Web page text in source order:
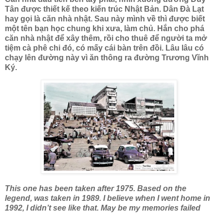
Tân được thiết kế theo kiến trúc Nhật Bản. Dân Đà Lạt
hay gọi là căn nhà nhật. Sau này mình về thì được biết
một tên bạn học chung khi xưa, làm chủ. Hắn cho phá
căn nhà nhật để xây thêm, rồi cho thuê để người ta mở
tiệm cà phê chi đó, có mấy cái bàn trên đồi. Lâu lâu có
chạy lên đường này vì ăn thông ra đường Trương Vĩnh
Ký.
This one has been taken after 1975. Based on the
legend, was taken in 1989. I believe when I went home in
1992, I didn’t see like that. May be my memories failed